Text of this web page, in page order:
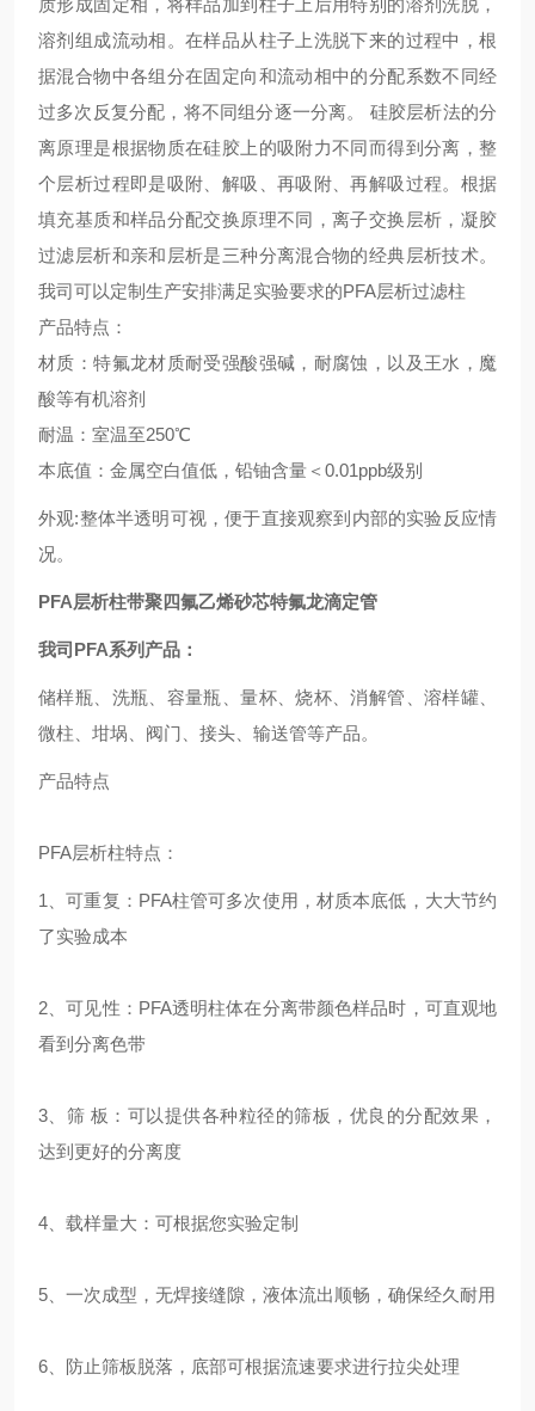
质形成固定相，将样品加到柱子上后用特别的溶剂洗脱，
溶剂组成流动相。在样品从柱子上洗脱下来的过程中，根
据混合物中各组分在固定向和流动相中的分配系数不同经
过多次反复分配，将不同组分逐一分离。
硅胶层析法的分
离原理是根据物质在硅胶上的吸附力不同而得到分离，整
个层析过程即是吸附、解吸、再吸附、再解吸过程。根据
填充基质和样品分配交换原理不同，离子交换层析，凝胶
过滤层析和亲和层析是三种分离混合物的经典层析技术。
我司可以定制生产安排满足实验要求的PFA层析过滤柱
产品特点：
材质：特氟龙材质耐受强酸强碱，耐腐蚀，以及王水，魔
酸等有机溶剂
耐温：室温至250℃
本底值：金属空白值低，铅铀含量＜0.01ppb级别
外观:整体半透明可视，便于直接观察到内部的实验反应情
况。
PFA层析柱带聚四氟乙烯砂芯特氟龙滴定管
我司 PFA系列产品：
储样瓶、洗瓶、容量瓶、量杯、烧杯、消解管、溶样罐、
微柱、坩埚、阀门、接头、输送管等产品。
产品特点
PFA层析柱特点：
1、可重复：PFA柱管可多次使用，材质本底低，大大节约
了实验成本
2、可见性：PFA透明柱体在分离带颜色样品时，可直观地
看到分离色带
3、筛 板：可以提供各种粒径的筛板，优良的分配效果，
达到更好的分离度
4、载样量大：可根据您实验定制
5、一次成型，无焊接缝隙，液体流出顺畅，确保经久耐用
6、防止筛板脱落，底部可根据流速要求进行拉尖处理